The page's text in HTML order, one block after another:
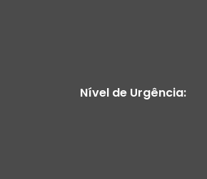
Nível de Urgência: